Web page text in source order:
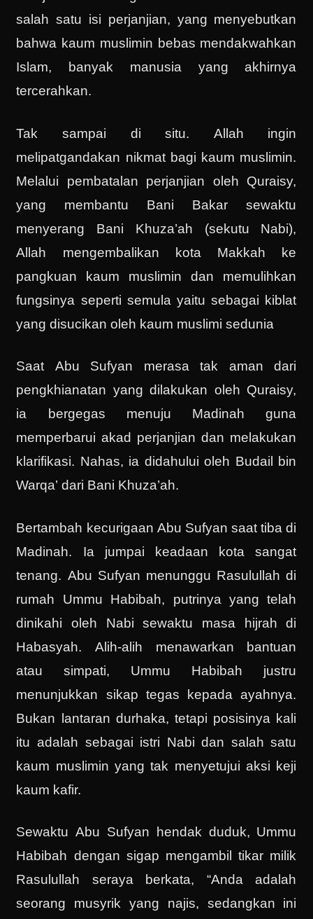
salah satu isi perjanjian, yang menyebutkan
bahwa kaum muslimin bebas mendakwahkan
Islam, banyak manusia yang akhirnya
tercerahkan.
Tak sampai di situ. Allah ingin
melipatgandakan nikmat bagi kaum muslimin.
Melalui pembatalan perjanjian oleh Quraisy,
yang membantu Bani Bakar sewaktu
menyerang Bani Khuza’ah (sekutu Nabi),
Allah mengembalikan kota Makkah ke
pangkuan kaum muslimin dan memulihkan
fungsinya seperti semula yaitu sebagai kiblat
yang disucikan oleh kaum muslimi sedunia
Saat Abu Sufyan merasa tak aman dari
pengkhianatan yang dilakukan oleh Quraisy,
ia bergegas menuju Madinah guna
memperbarui akad perjanjian dan melakukan
klarifikasi. Nahas, ia didahului oleh Budail bin
Warqa’ dari Bani Khuza’ah.
Bertambah kecurigaan Abu Sufyan saat tiba di
Madinah. Ia jumpai keadaan kota sangat
tenang. Abu Sufyan menunggu Rasulullah di
rumah Ummu Habibah, putrinya yang telah
dinikahi oleh Nabi sewaktu masa hijrah di
Habasyah. Alih-alih menawarkan bantuan
atau simpati, Ummu Habibah justru
menunjukkan sikap tegas kepada ayahnya.
Bukan lantaran durhaka, tetapi posisinya kali
itu adalah sebagai istri Nabi dan salah satu
kaum muslimin yang tak menyetujui aksi keji
kaum kafir.
Sewaktu Abu Sufyan hendak duduk, Ummu
Habibah dengan sigap mengambil tikar milik
Rasulullah seraya berkata, “Anda adalah
seorang musyrik yang najis, sedangkan ini